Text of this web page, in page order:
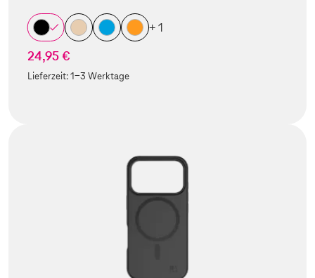
+ 1
24,95 €
Lieferzeit:1-3 Werktage